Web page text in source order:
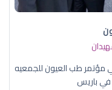
مؤتمر طب العيون للجمعيه
في باريس